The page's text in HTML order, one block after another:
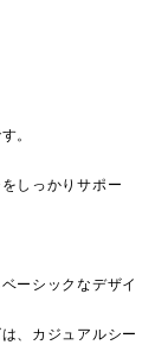
。
しっかりサポー
ーシックなデザイ
、カジュアルシー